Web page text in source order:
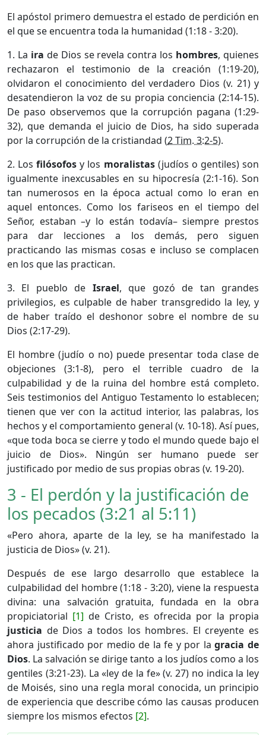
El apóstol primero demuestra el estado de perdición en
el que se encuentra toda la humanidad (1:18 - 3:20).
1. La ira de Dios se revela contra los hombres, quienes
rechazaron el testimonio de la creación (1:19-20),
olvidaron el conocimiento del verdadero Dios (v. 21) y
desatendieron la voz de su propia conciencia (2:14-15).
De paso observemos que la corrupción pagana (1:29-
32), que demanda el juicio de Dios, ha sido superada
por la corrupción de la cristiandad (2 Tim. 3:2-5).
2. Losfilósofos y los moralistas(judíos o gentiles) son
igualmente inexcusables en su hipocresía (2:1-16). Son
tan numerosos en la época actual como lo eran en
aquel entonces. Como los fariseos en el tiempo del
Señor, estaban –y lo están todavía– siempre prestos
para dar lecciones a los demás, pero siguen
practicando las mismas cosas e incluso se complacen
en los que las practican.
3. El pueblo de Israel, que gozó de tan grandes
privilegios, es culpable de haber transgredido la ley, y
de haber traído el deshonor sobre el nombre de su
Dios (2:17-29).
El hombre (judío o no) puede presentar toda clase de
objeciones (3:1-8), pero el terrible cuadro de la
culpabilidad y de la ruina del hombre está completo.
Seis testimonios del Antiguo Testamento lo establecen;
tienen que ver con la actitud interior, las palabras, los
hechos y el comportamiento general (v. 10-18). Así pues,
«que toda boca se cierre y todo el mundo quede bajo el
juicio de Dios». Ningún ser humano puede ser
justificado por medio de sus propias obras (v. 19-20).
3 - El perdón y la justificación de
los pecados (3:21 al 5:11)
«Pero ahora, aparte de la ley, se ha manifestado la
justicia de Dios» (v. 21).
Después de ese largo desarrollo que establece la
culpabilidad del hombre (1:18 - 3:20), viene la respuesta
divina: una salvación gratuita, fundada en la obra
propiciatorial [1] de Cristo, es ofrecida por la propia
justicia de Dios a todos los hombres. El creyente es
ahora justificado por medio de la fe y por lagracia de
Dios. La salvación se dirige tanto a los judíos como a los
gentiles (3:21-23). La «ley de la fe» (v. 27) no indica la ley
de Moisés, sino una regla moral conocida, un principio
de experiencia que describe cómo las causas producen
siempre los mismos efectos [2].